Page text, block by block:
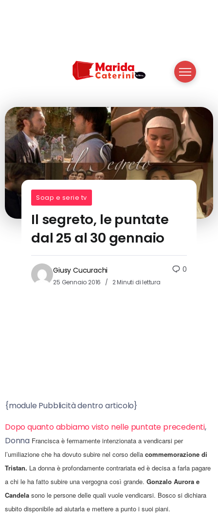
Soap e serie tv
Il segreto, le puntate
dal 25 al 30 gennaio
Giusy Cucurachi
25 Gennaio 2016 2 Minuti di lettura
0
{module Pubblicità dentro articolo}
Dopo quanto abbiamo visto nelle puntate precedenti,
Donna Francisca è fermamente intenzionata a vendicarsi per
l’umiliazione che ha dovuto subire nel corso della commemorazione di
Tristan. La donna è profondamente contrariata ed è decisa a farla pagare
a chi le ha fatto subire una vergogna così grande. Gonzalo Aurora e
Candela sono le persone delle quali vuole vendicarsi. Bosco si dichiara
subito disponibile ad aiutarla e mettere a punto i suoi piani​.